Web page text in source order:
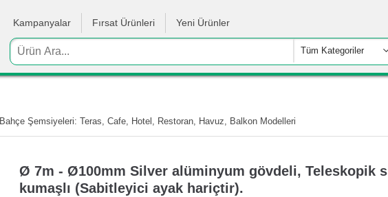
Kampanyalar Fırsat Ürünleri Yeni Ürünler
Tüm Kategoriler
Bahçe Şemsiyeleri: Teras, Cafe, Hotel, Restoran, Havuz, Balkon Modelleri
Ø 7m - Ø100mm Silver alüminyum gövdeli, Teleskopik
kumaşlı (Sabitleyici ayak hariçtir).